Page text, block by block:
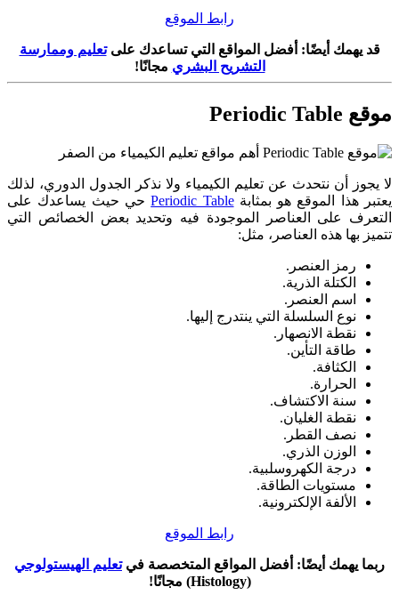
رابط الموقع
قد يهمك أيضًا: أفضل المواقع التي تساعدك علىتعليم وممارسة
التشريح البشري مجانًا!
موقع Periodic Table
لا يجوز أن نتحدث عن تعليم الكيمياء ولا نذكر الجدول الدوري، لذلك
يعتبر هذا الموقع هو بمثابةPeriodic Tableحي حيث يساعدك على
التعرف على العناصر الموجودة فيه وتحديد بعض الخصائص التي
تتميز بها هذه العناصر، مثل:
رمز العنصر.
الكتلة الذرية.
اسم العنصر.
نوع السلسلة التي ينتدرج إليها.
نقطة الانصهار.
طاقة التأين.
الكثافة.
الحرارة.
سنة الاكتشاف.
نقطة الغليان.
نصف القطر.
الوزن الذري.
درجة الكهروسلبية.
مستويات الطاقة.
الألفة الإلكترونية.
رابط الموقع
ربما يهمك أيضًا: أفضل المواقع المتخصصة فيتعليم الهيستولوجي
(Histology) مجانًا!